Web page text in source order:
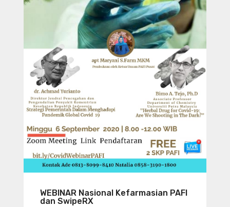
WEBINAR Nasional Kefarmasian PAFI
dan SwipeRX